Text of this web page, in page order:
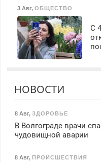
3 Авг, ОБЩЕСТВО
С
НОВОСТИ
8 Авг, ЗДОРОВЬЕ
В Волгограде врачи
чудовищной аварии
8 Авг, ПРОИСШЕСТВИЯ